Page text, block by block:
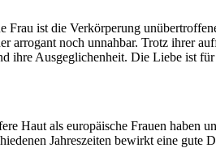
ist die Verkörperung
arrogant noch unnahbar. Trotz ihrer
ihre Ausgeglichenheit. Die Liebe ist
Haut als europäische Frauen haben
Jahreszeiten bewirkt eine gute